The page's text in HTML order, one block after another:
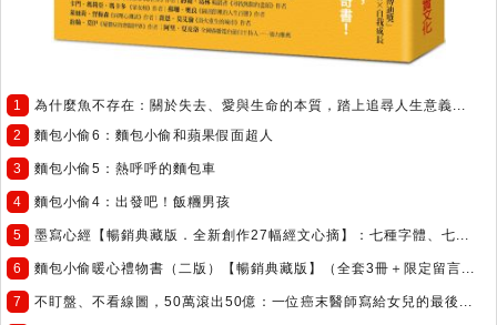
1
為什麼魚不存在：關於失去、愛與生命的本質，踏上追尋人生意義...
2
麵包小偷6：麵包小偷和蘋果假面超人
3 麵包小偷5：熱呼呼的麵包車
4 麵包小偷4：出發吧！飯糰男孩
5 墨寫心經【暢銷典藏版．全新創作27幅經文心摘】：七種字體、七...
6 麵包小偷暖心禮物書（二版）【暢銷典藏版】（全套3冊＋限定留言...
7 不盯盤、不看線圖，50萬滾出50億：一位癌末醫師寫給女兒的最後...